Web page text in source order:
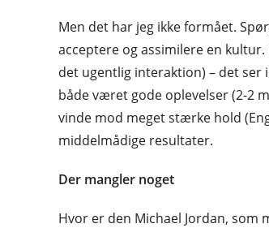
Men det har jeg ikke formået.
acceptere og assimilere en
det ugentlig interaktion) – det
både været gode oplevelser (2-2
vinde mod meget stærke hold
middelmådige resultater.
Der mangler noget
Hvor er den Michael Jordan,